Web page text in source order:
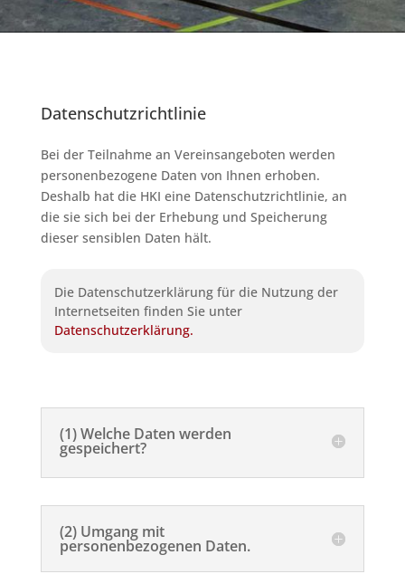
Datenschutzrichtlinie
Bei der Teilnahme an Vereinsangeboten werden
personenbezogene Daten von Ihnen erhoben.
Deshalb hat die HKI eine Datenschutzrichtlinie, an
die sie sich bei der Erhebung und Speicherung
dieser sensiblen Daten hält.
Die Datenschutzerklärung für die Nutzung der
Internetseiten finden Sie unter
Datenschutzerklärung.
(1) Welche Daten werden
gespeichert?
(2) Umgang mit
personenbezogenen Daten.